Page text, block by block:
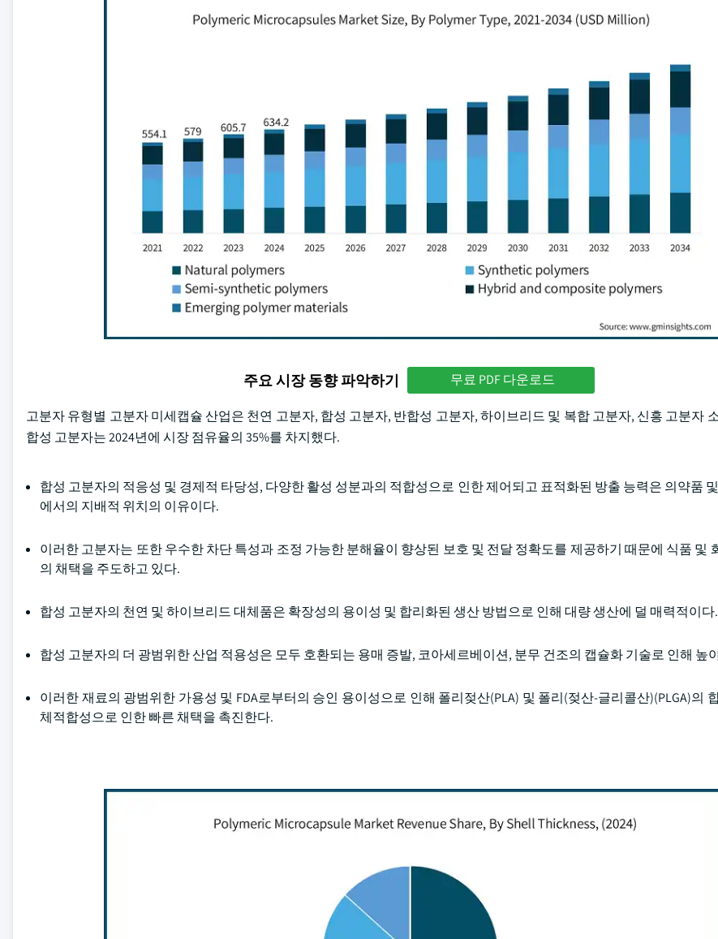
주요 시장 동향 파악하기 무료 PDF 다운로드
고분자 유형별 고분자 미세캡슐 산업은 천연 고분자, 합성 고분자, 반합성 고분자, 하이브리드 및 복합 고분자, 신흥 고분자
합성 고분자는 2024년에 시장 점유율의 35%를 차지했다.
합성 고분자의 적응성 및 경제적 타당성, 다양한 활성 성분과의 적합성으로 인한 제어되고 표적화된 방출 능력은 의약품
에서의 지배적 위치의 이유이다.
이러한 고분자는 또한 우수한 차단 특성과 조정 가능한 분해율이 향상된 보호 및 전달 정확도를 제공하기 때문에 식품 및
의 채택을 주도하고 있다.
합성 고분자의 천연 및 하이브리드 대체품은 확장성의 용이성 및 합리화된 생산 방법으로 인해 대량 생산에 덜 매력적이다.
합성 고분자의 더 광범위한 산업 적용성은 모두 호환되는 용매 증발, 코아세르베이션, 분무 건조의 캡슐화 기술로 인해 높
이러한 재료의 광범위한 가용성 및 FDA로부터의 승인 용이성으로 인해 폴리젖산(PLA) 및 폴리(젖산-글리콜산)(PLGA)의
체적합성으로 인한 빠른 채택을 촉진한다.